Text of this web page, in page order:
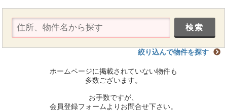
絞り込んで物件を探す
ホームページに掲載されていない物件も
多数ございます。
お手数ですが、
会員登録フォームよりお問合せ下さい。